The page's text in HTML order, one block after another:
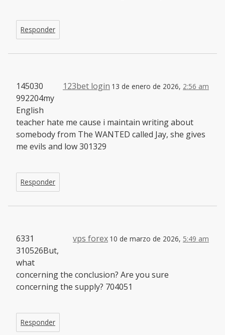
Responder
123bet login 13 de enero de 2026, 2:56 am
145030
992204my
English
teacher hate me cause i maintain writing about
somebody from The WANTED called Jay, she gives
me evils and low 301329
Responder
vps forex 10 de marzo de 2026, 5:49 am
6331
310526But,
what
concerning the conclusion? Are you sure
concerning the supply? 704051
Responder